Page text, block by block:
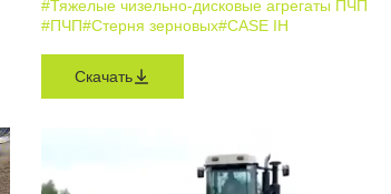
#Тяжелые чизельно-дисковые агрегаты ПЧП
#ПЧП#Стерня зерновых#CASE IH
Скачать